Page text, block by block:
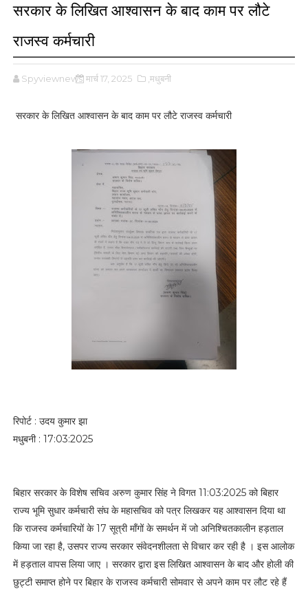
सरकार के लिखित आश्वासन के बाद काम पर लौटे
राजस्व कर्मचारी
Spyviewnews मार्च 17, 2025 ,मधुबनी
सरकार के लिखित आश्वासन के बाद काम पर लौटे राजस्व कर्मचारी
रिपोर्ट : उदय कुमार झा
मधुबनी : 17:03:2025
बिहार सरकार के विशेष सचिव अरुण कुमार सिंह ने विगत 11:03:2025 को बिहार
राज्य भूमि सुधार कर्मचारी संघ के महासचिव को पत्र लिखकर यह आश्वासन दिया था
कि राजस्व कर्मचारियों के 17 सूत्री माँगों के समर्थन में जो अनिश्चितकालीन हड़ताल
किया जा रहा है, उसपर राज्य सरकार संवेदनशीलता से विचार कर रही है । इस आलोक
में हड़ताल वापस लिया जाए । सरकार द्वारा इस लिखित आश्वासन के बाद और होली की
छुट्टी समाप्त होने पर बिहार के राजस्व कर्मचारी सोमवार से अपने काम पर लौट रहे हैं